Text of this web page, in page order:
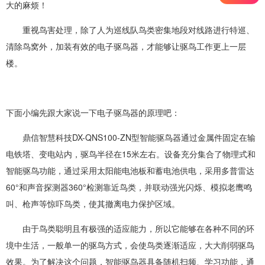
大的麻烦！
重视鸟害处理，除了人为巡线队鸟类密集地段对线路进行特巡、
清除鸟窝外，加装有效的电子驱鸟器，才能够让驱鸟工作更上一层
楼。
下面小编先跟大家说一下电子驱鸟器的原理吧：
鼎信智慧科技DX-QNS100-ZN型智能驱鸟器通过金属件固定在输
电铁塔、变电站内，驱鸟半径在15米左右。设备充分集合了物理式和
智能驱鸟功能，通过采用太阳能电池板和蓄电池供电，采用多普雷达
60°和声音探测器360°检测靠近鸟类，并联动强光闪烁、模拟老鹰鸣
叫、枪声等惊吓鸟类，使其撤离电力保护区域。
由于鸟类聪明且有极强的适应能力，所以它能够在各种不同的环
境中生活，一般单一的驱鸟方式，会使鸟类逐渐适应，大大削弱驱鸟
效果。为了解决这个问题，智能驱鸟器具备随机扫频、学习功能，通